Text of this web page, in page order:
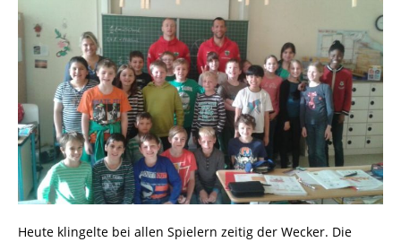
Heute klingelte bei allen Spielern zeitig der Wecker. Die